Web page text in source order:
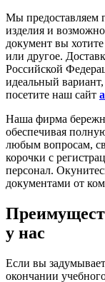
Мы предоставляем
изделия и
документ вы
или другое.
Российской
идеальный
посетите наш сайт
Наша фирма
обеспечивая
любым вопросам,
корочки с
персонал.
документами от
у нас
Если вы
окончании